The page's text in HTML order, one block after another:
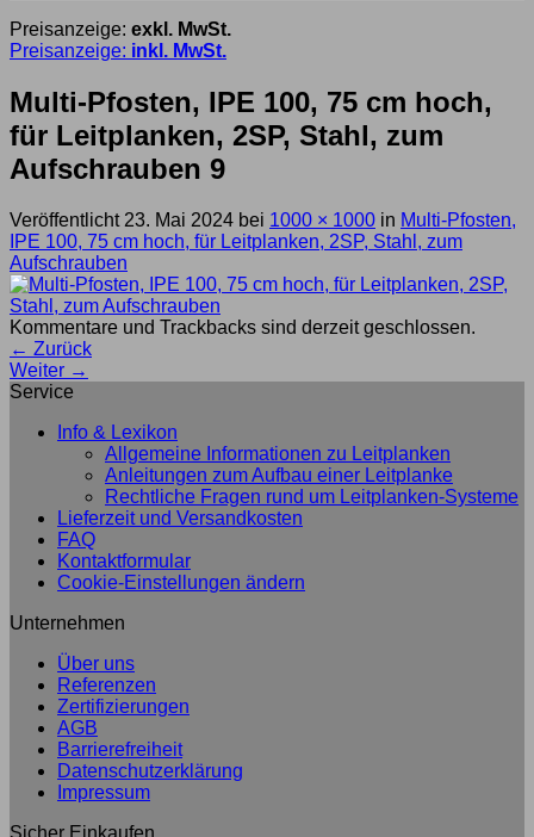
Preisanzeige: exkl. MwSt.
Preisanzeige: inkl. MwSt.
Multi-Pfosten, IPE 100, 75 cm hoch,
für Leitplanken, 2SP, Stahl, zum
Aufschrauben 9
Veröffentlicht 23. Mai 2024 bei 1000 × 1000 in Multi-Pfosten,
IPE 100, 75 cm hoch, für Leitplanken, 2SP, Stahl, zum
Aufschrauben
Kommentare und Trackbacks sind derzeit geschlossen.
← Zurück
Weiter →
Service
Info & Lexikon
Allgemeine Informationen zu Leitplanken
Anleitungen zum Aufbau einer Leitplanke
Rechtliche Fragen rund um Leitplanken-Systeme
Lieferzeit und Versandkosten
FAQ
Kontaktformular
Cookie-Einstellungen ändern
Unternehmen
Über uns
Referenzen
Zertifizierungen
AGB
Barrierefreiheit
Datenschutzerklärung
Impressum
Sicher Einkaufen